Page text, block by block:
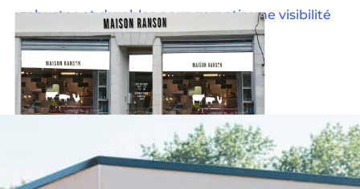
robustes et durables pour garantir une visibilité
optimale, jour et nuit.